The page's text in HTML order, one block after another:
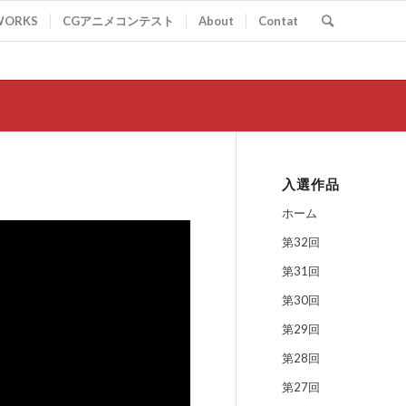
CGアニメコンテスト About Contat
入選作品
ホーム
第32回
第31回
第30回
第29回
第28回
第27回